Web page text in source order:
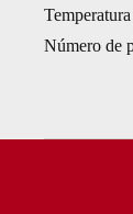
Número de